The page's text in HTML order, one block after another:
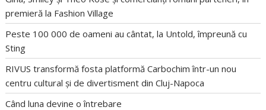
premieră la Fashion Village
Peste 100 000 de oameni au cântat, la Untold, împreună cu
Sting
RIVUS transformă fosta platformă Carbochim într-un nou
centru cultural și de divertisment din Cluj-Napoca
Când luna devine o întrebare